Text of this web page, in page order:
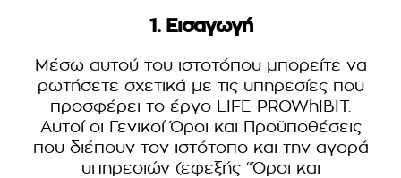
1. Εισαγωγή
Μέσω αυτού του ιστοτόπου μπορείτε να
ρωτήσετε σχετικά με τις υπηρεσίες που
προσφέρει το έργο LIFE PROWhIBIT.
Αυτοί οι Γενικοί Όροι και Προϋποθέσεις
που διέπουν τον ιστότοπο και την αγορά
υπηρεσιών (εφεξής “Όροι και